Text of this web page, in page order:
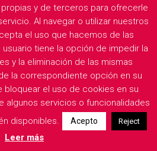
las:10:00hasta las:13:00 (Previa
y Latina
consulta del departamento
y de terceros para ofrecerle
Al navegar o utilizar nuestros
el uso que hacemos de las
tiene la opción de impedir la
y la eliminación de las mismas
la correspondiente opción en su
bloquear el uso de cookies en su
algunos servicios o funcionalidades
disponibles.
Acepto Reject
Leer más